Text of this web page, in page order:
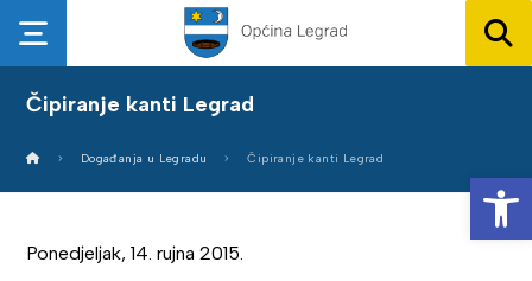
Čipiranje kanti Legrad
Događanja u Legradu Čipiranje kanti Legrad
Ponedjeljak, 14. rujna 2015.